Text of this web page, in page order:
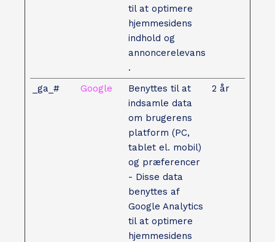
til at optimere
hjemmesidens
indhold og
annoncerelevans
.
_ga_# Google
Benyttes til at
indsamle data
om brugerens
platform (PC,
tablet el. mobil)
og præferencer
- Disse data
benyttes af
Google Analytics
til at optimere
hjemmesidens
2 år